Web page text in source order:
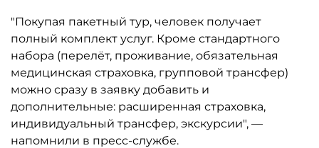
"Покупая пакетный тур, человек получает
полный комплект услуг. Кроме стандартного
набора (перелёт, проживание, обязательная
медицинская страховка, групповой трансфер)
можно сразу в заявку добавить и
дополнительные: расширенная страховка,
индивидуальный трансфер, экскурсии", —
напомнили в пресс-службе.